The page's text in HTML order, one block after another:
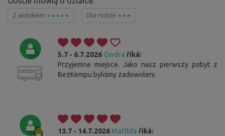
Z widokiem Dla rodzin
5.7 - 6.7.2026 Ondra říká:
Przyjemne miejsce. Jako nasz pierwszy pobyt z
BezKempu byliśmy zadowoleni.
13.7 - 14.7.2026 Matilda říká: